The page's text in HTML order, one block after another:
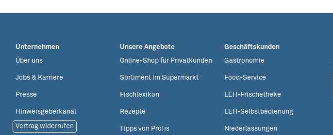
Unternehmen
Über uns
Jobs & Karriere
Presse
Hinweisgeberkanal
Vertrag widerrufen
Unsere Angebote
Online-Shop für Privatkunden
Sortiment im Supermarkt
Fischlexikon
Rezepte
Tipps von Profis
Geschäftskunden
Gastronomie
Food-Service
LEH-Frischetheke
LEH-Selbstbedienung
Niederlassungen